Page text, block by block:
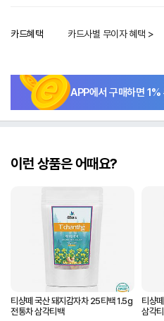
카드혜택 카드사별 무이자 혜택 >
APP에서 구매하면 1%
이런 상품은 어때요?
티샹떼 국산 돼지감자차 25티백 1.5g
전통차 삼각티백
티샹
삼각